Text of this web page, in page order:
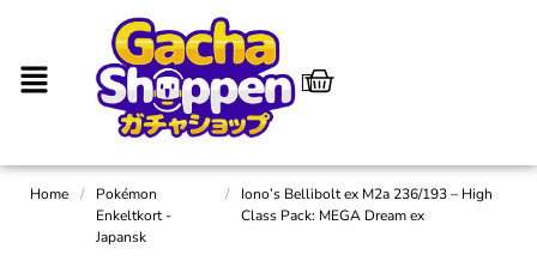
Home /
Pokémon
Enkeltkort -
Japansk
/
Iono’s Bellibolt ex M2a 236/193 – High
Class Pack: MEGA Dream ex